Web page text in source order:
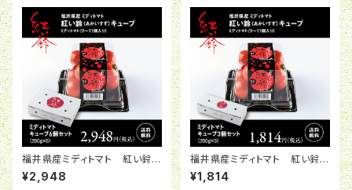
福井県産ミディトマト 紅い鈴キ
ューブ 6個セット
¥2,948
福井県産ミディトマト 紅い鈴キ
ューブ 3個セット
¥1,814